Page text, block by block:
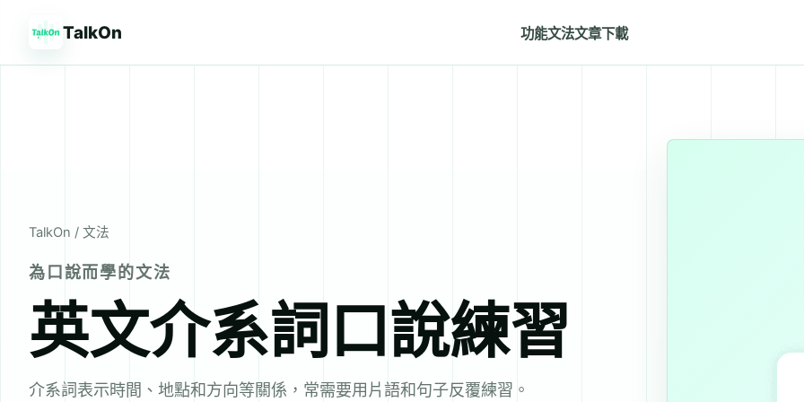
TalkOn 功能文法文章下載
TalkOn / 文法
為口說而學的文法
英文介系詞口說練習
介系詞表示時間、地點和方向等關係，常需要用片語和句子反覆練習。